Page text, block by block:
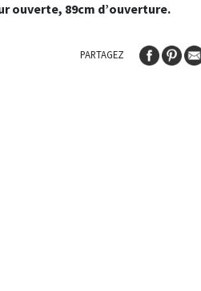
ouverte, 89cm d’ouverture.
PARTAGEZ